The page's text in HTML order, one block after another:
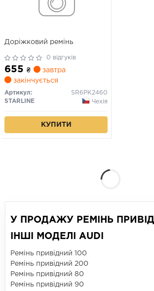
Дорiжковий ремінь
0 відгуків
655 ₴
завтра
закінчується
Артикул:
SR6PK2460
STARLINE
Чехія
КУПИТИ
У ПРОДАЖУ РЕМІНЬ
ІНШІ МОДЕЛІ AUDI
Ремінь привідний 100
Ремінь привідний 200
Ремінь привідний 80
Ремінь привідний 90